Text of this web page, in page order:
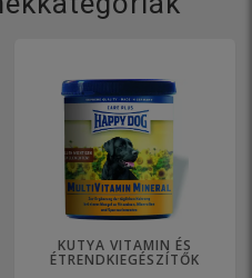
KUTYA VITAMIN ÉS
ÉTRENDKIEGÉSZÍTŐK